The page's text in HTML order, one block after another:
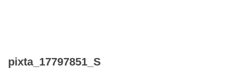
pixta_17797851_S